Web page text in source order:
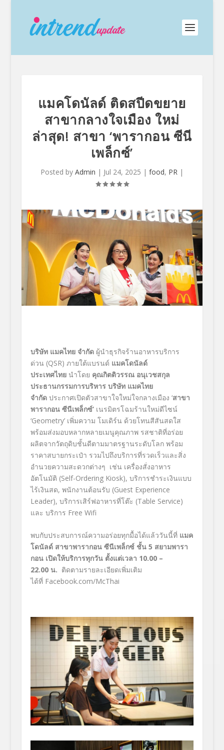
แมคโดนัลด์ ติดสปีดขยาย
สาขากลางใจเมือง ใหม่
ล่าสุด! สาขา ‘พารากอน ซีนี
เพล็กซ์’
Posted by Admin | Jul 24, 2025 | food, PR|
บริษัท แมคไทย จำกัดผู้นำธุรกิจร้านอาหารบริการ
ด่วน (QSR) ภายใต้แบรนด์ แมคโดนัลด์
ประเทศไทย นำโดย คุณกิตติวรรณ อนุเวชสกุล
ประธานกรรมการบริหาร บริษัท แมคไทย
จำกัด ประกาศเปิดตัวสาขาใจใหม่ใจกลางเมือง ‘สาขา
พารากอน ซีนีเพล็กซ์’ เนรมิตรโฉมร้านใหม่ดีไซน์
‘Geometry’ เพิ่มความ โมเดิร์น ด้วยโทนสีสันสดใส
พร้อมส่งมอบหลากหลายเมนูคุณภาพ รสชาติที่อร่อย
ผลิตจากวัตถุดิบชั้นดีตามมาตรฐานระดับโลก พร้อม
ราคาสบายกระเป๋า รวมไปถึงบริการที่รวดเร็วและสิ่ง
อำนวยความสะดวกต่างๆ เช่น เครื่องสั่งอาหาร
อัตโนมัติ (Self-Ordering Kiosk), บริการชำระเงินแบบ
ไร้เงินสด, พนักงานต้อนรับ (Guest Experience
Leader), บริการเสิร์ฟอาหารที่โต๊ะ (Table Service)
และ บริการ Free Wifi
พบกับประสบการณ์ความอร่อยทุกมื้อได้แล้ววันนี้ที่ แมค
โดนัลด์ สาขาพารากอน ซีนีเพล็กซ์ ชั้น 5 สยามพารา
กอน เปิดให้บริการทุกวัน ตั้งแต่เวลา 10.00 –
22.00 น. ติดตามรายละเอียดเพิ่มเติม
ได้ที่ Facebook.com/McThai